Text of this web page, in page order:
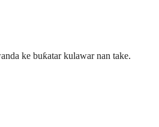
ke buƙatar kulawar nan take.